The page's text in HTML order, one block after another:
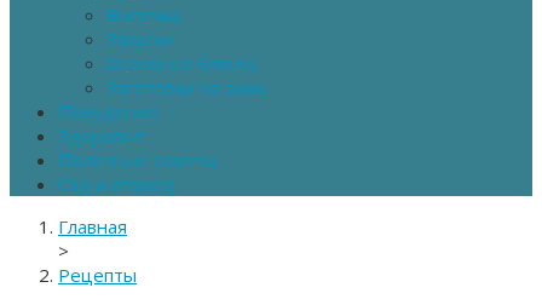
Выпечка
Закуски
Основное блюдо
Заготовки на зиму
Похудение
Здоровье
Полезные советы
Сад и огород
Главная
>
Рецепты